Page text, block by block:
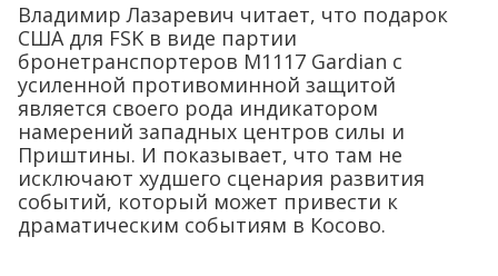
Владимир Лазаревич читает, что подарок
США для FSK в виде партии
бронетранспортеров M1117 Gardian с
усиленной противоминной защитой
является своего рода индикатором
намерений западных центров силы и
Приштины. И показывает, что там не
исключают худшего сценария развития
событий, который может привести к
драматическим событиям в Косово.